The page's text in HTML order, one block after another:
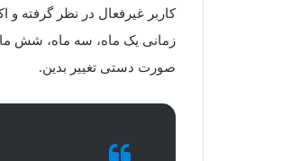
کاربر غیرفعال در نظر گرفته
زمانی یک ماه، سه ماه، شش
صورت دستی تغییر بدین.